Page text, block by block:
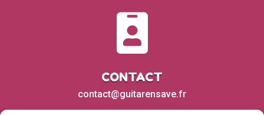

CONTACT
contact@guitarensave.fr